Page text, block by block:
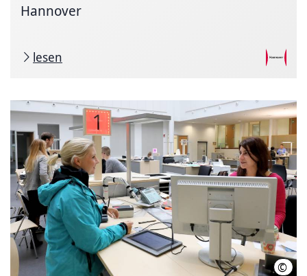
Hannover
lesen
©